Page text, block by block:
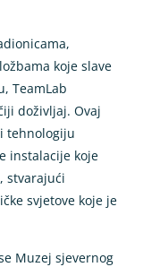
koje slave
TeamLab
doživljaj. Ovaj
tehnologiju
instalacije koje
stvarajući
svjetove koje je
Muzej sjevernog